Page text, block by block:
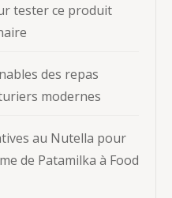
tester ce produit
des repas
modernes
au Nutella pour
de Patamilka à Food